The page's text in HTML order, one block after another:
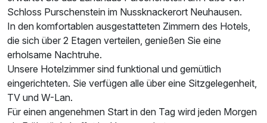
Ausstattung
Schloss Purschenstein im Nussknackerort Neuhausen.
In den komfortablen ausgestatteten Zimmern des Hotels,
die sich über 2 Etagen verteilen, genießen Sie eine
erholsame Nachtruhe.
Unsere Hotelzimmer sind funktional und gemütlich
eingerichteten. Sie verfügen alle über eine Sitzgelegenheit,
TV und W-Lan.
Für einen angenehmen Start in den Tag wird jeden Morgen